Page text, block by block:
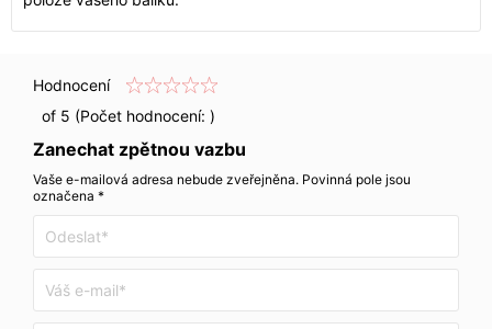
Hodnocení
of 5 (Počet hodnocení: )
Zanechat zpětnou vazbu
Vaše e-mailová adresa nebude zveřejněna. Povinná pole jsou
označena *